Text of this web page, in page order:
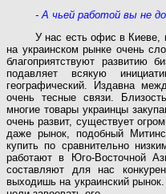
- А чьей работой вы не
У нас есть офис в Киеве,
на украинском рынке очень
благоприятствуют развитию
подавляет всякую
географический. Издавна
очень тесные связи.
многие товары украинцы
очень развит, существует
даже рынок, подобный
купить по сравнительно
работают в Юго-Восточной
составляют для нас
выходишь на украинский